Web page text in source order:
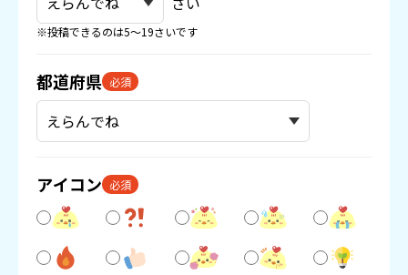
※投稿できるのは5〜19さいです
都道府県 必須
アイコン 必須